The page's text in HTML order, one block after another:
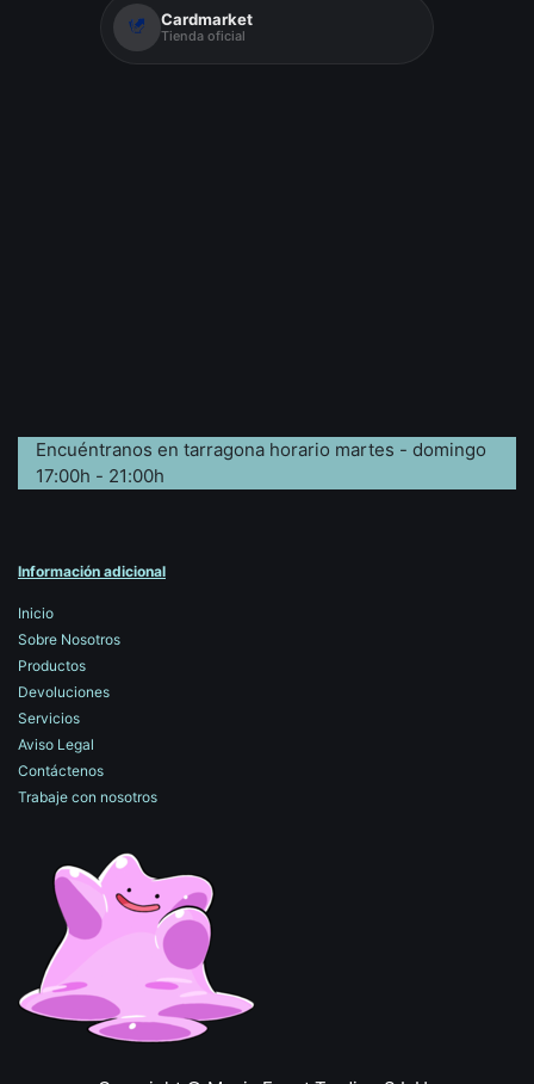
Cardmarket
Tienda oficial
Encuéntranos en tarragona horario martes - domingo
17:00h - 21:00h
Información adicional
Inicio
Sobre Nosotros
Productos
Devoluciones
Servicios
Aviso Legal
Contáctenos
Trabaje con nosotros